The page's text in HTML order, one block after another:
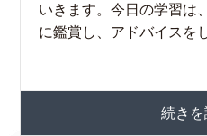
いきます。今日の学習は
に鑑賞し、アドバイスを
続き